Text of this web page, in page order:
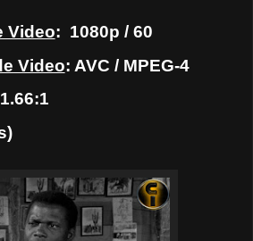
Video: 1080p / 60
Video: AVC / MPEG-4